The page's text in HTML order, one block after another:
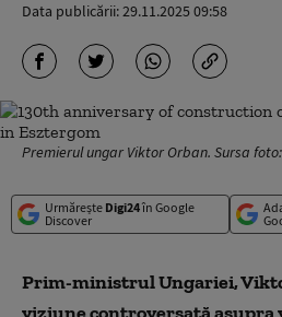
Data publicării:29.11.2025 09:58
Premierul ungar Viktor Orban. Sursa
Urmărește Digi24în Google
Discover
Prim-ministrul Ungariei,